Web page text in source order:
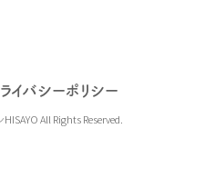
イバシーポリシー
All Rights Reserved.